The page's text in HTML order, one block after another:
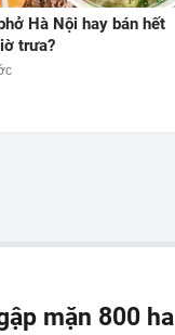
Hà Nội hay bán hết
trưa?
mặn 800 ha